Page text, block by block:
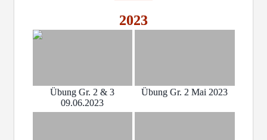
2023
Übung Gr. 2 & 3
09.06.2023
Übung Gr. 2 Mai 2023